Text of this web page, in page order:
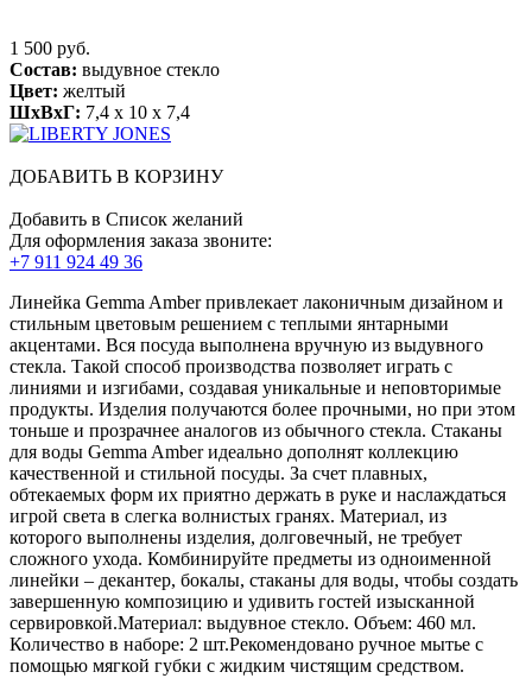
1 500 руб.
Состав: выдувное стекло
Цвет: желтый
ШхВхГ: 7,4 x 10 x 7,4
ДОБАВИТЬ В КОРЗИНУ
Добавить в Список желаний
Для оформления заказа звоните:
+7 911 924 49 36
Линейка Gemma Amber привлекает лаконичным дизайном и
стильным цветовым решением с теплыми янтарными
акцентами. Вся посуда выполнена вручную из выдувного
стекла. Такой способ производства позволяет играть с
линиями и изгибами, создавая уникальные и неповторимые
продукты. Изделия получаются более прочными, но при этом
тоньше и прозрачнее аналогов из обычного стекла. Стаканы
для воды Gemma Amber идеально дополнят коллекцию
качественной и стильной посуды. За счет плавных,
обтекаемых форм их приятно держать в руке и наслаждаться
игрой света в слегка волнистых гранях. Материал, из
которого выполнены изделия, долговечный, не требует
сложного ухода. Комбинируйте предметы из одноименной
линейки – декантер, бокалы, стаканы для воды, чтобы создать
завершенную композицию и удивить гостей изысканной
сервировкой.Материал: выдувное стекло. Объем: 460 мл.
Количество в наборе: 2 шт.Рекомендовано ручное мытье с
помощью мягкой губки с жидким чистящим средством.